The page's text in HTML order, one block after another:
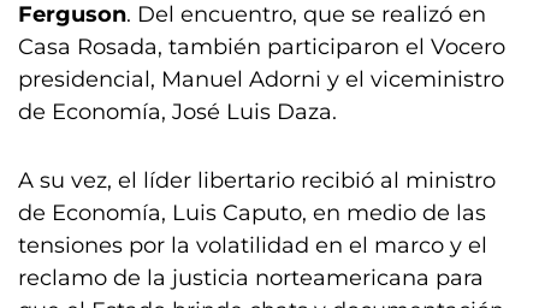
Ferguson. Del encuentro, que se realizó en
Casa Rosada, también participaron el Vocero
presidencial, Manuel Adorni y el viceministro
de Economía, José Luis Daza.
A su vez, el líder libertario recibió al ministro
de Economía, Luis Caputo, en medio de las
tensiones por la volatilidad en el marco y el
reclamo de la justicia norteamericana para